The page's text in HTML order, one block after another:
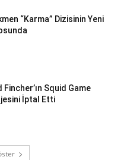
“Karma” Dizisinin Yeni
Fincher’ın Squid Game
İptal Etti